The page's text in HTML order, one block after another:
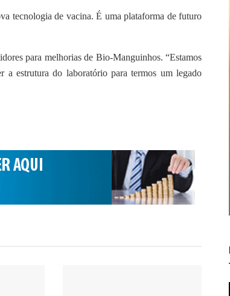
tecnologia de vacina. É uma plataforma de futuro
para melhorias de Bio-Manguinhos. “Estamos
a estrutura do laboratório para termos um legado